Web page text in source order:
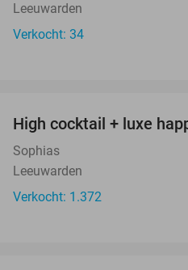
Leeuwarden
Verkocht: 34
High cocktail + luxe
Sophias
Leeuwarden
Verkocht: 1.372